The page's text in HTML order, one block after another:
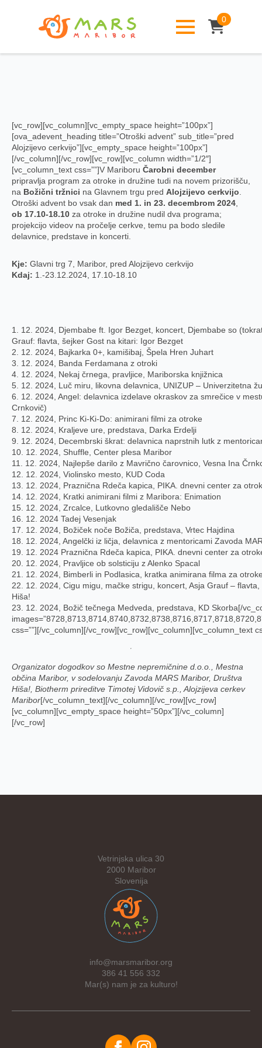
0
[vc_row][vc_column][vc_empty_space height=”100px”]
[ova_adevent_heading title=”Otroški advent” sub_title=”pred
Alojzijevo cerkvijo”][vc_empty_space height=”100px”]
[/vc_column][/vc_row][vc_row][vc_column width=”1/2″]
[vc_column_text css=””]V Mariboru Čarobni december
pripravlja program za otroke in družine tudi na novem prizorišču,
na Božični tržnici na Glavnem trgu pred Alojzijevo cerkvijo
Otroški advent bo vsak dan med 1. in 23. decembrom 2024
ob 17.10-18.10 za otroke in družine nudil dva programa;
projekcijo videov na pročelje cerkve, temu pa bodo sledile
delavnice, predstave in koncerti.
Kje: Glavni trg 7, Maribor, pred Alojzijevo cerkvijo
Kdaj: 1.-23.12.2024, 17.10-18.10
1. 12. 2024, Djembabe ft. Igor Bezget, koncert, Djembabe so
Grauf: flavta, šejker Gost na kitari: Igor Bezget
2. 12. 2024, Bajkarka 0+, kamišibaj, Špela Hren Juhart
3. 12. 2024, Banda Ferdamana z otroki
4. 12. 2024, Nekaj črnega, pravljice, Mariborska knjižnica
5. 12. 2024, Luč miru, likovna delavnica, UNIZUP – Univerzitetna
6. 12. 2024, Angel: delavnica izdelave okraskov za smrečice v
Crnkovič)
7. 12. 2024, Princ Ki-Ki-Do: animirani filmi za otroke
8. 12. 2024, Kraljeve ure, predstava, Darka Erdelji
9. 12. 2024, Decembrski škrat: delavnica naprstnih lutk z
10. 12. 2024, Shuffle, Center plesa Maribor
11. 12. 2024, Najlepše darilo z Mavrično čarovnico, Vesna Ina
12. 12. 2024, Violinsko mesto, KUD Coda
13. 12. 2024, Praznična Rdeča kapica, PIKA. dnevni center za
14. 12. 2024, Kratki animirani filmi z Maribora: Enimation
15. 12. 2024, Zrcalce, Lutkovno gledališče Nebo
16. 12. 2024 Tadej Vesenjak
17. 12. 2024, Božiček noče Božiča, predstava, Vrtec Hajdina
18. 12. 2024, Angelčki iz ličja, delavnica z mentoricami Zavoda
19. 12. 2024 Praznična Rdeča kapica, PIKA. dnevni center za
20. 12. 2024, Pravljice ob solsticiju z Alenko Spacal
21. 12. 2024, Bimberli in Podlasica, kratka animirana filma za
22. 12. 2024, Cigu migu, mačke strigu, koncert, Asja Grauf –
Hiša!
23. 12. 2024, Božič tečnega Medveda, predstava, KD Skorba[/
css=””][/vc_column][/vc_row][vc_row][vc_column][vc_column_text
Organizator dogodkov so Mestne nepremičnine d.o.o., Mestna
občina Maribor, v sodelovanju Zavoda MARS Maribor, Društva
Hiša!, Biotherm prireditve Timotej Vidovič s.p., Alojzijeva cerkev
Maribor[/vc_column_text][/vc_column][/vc_row][vc_row]
[vc_column][vc_empty_space height=”50px”][/vc_column]
[/vc_row]
Vetrinjska ulica 30
2000 Maribor
Slovenija
info@marsmaribor.org
386 41 556 332
Mar(s) nam je za kulturo!